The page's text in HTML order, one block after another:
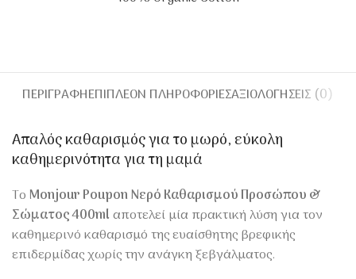
ΠΕΡΙΓΡΑΦΉΕΠΙΠΛΈΟΝ ΠΛΗΡΟΦΟΡΊΕΣΑΞΙΟΛΟΓΉΣΕΙΣ (0)
Απαλός καθαρισμός για το μωρό, εύκολη
καθημερινότητα για τη μαμά
Το Monjour Poupon Νερό Καθαρισμού Προσώπου &
Σώματος 400mlαποτελεί μία πρακτική λύση για τον
καθημερινό καθαρισμό της ευαίσθητης βρεφικής
επιδερμίδας χωρίς την ανάγκη ξεβγάλματος.